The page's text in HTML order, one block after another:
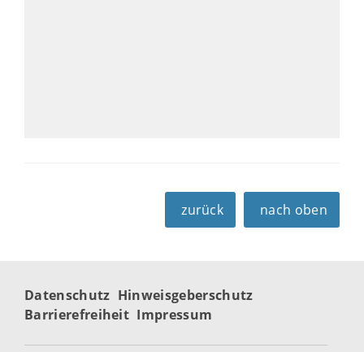
zurück nach oben
Datenschutz Hinweisgeberschutz
Barrierefreiheit Impressum